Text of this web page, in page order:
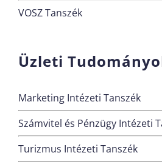
VOSZ Tanszék
Üzleti
Marketing Intézeti Tanszék
Számvitel és Pénzügy Intézeti
Turizmus Intézeti Tanszék